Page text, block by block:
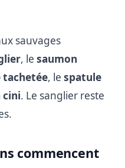
sauvages
, le saumon
tachetée, le spatule
cini. Le sanglier reste
commencent